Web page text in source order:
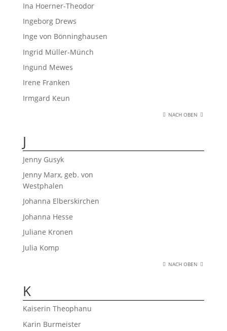
Ina Hoerner-Theodor
Ingeborg Drews
Inge von Bönninghausen
Ingrid Müller-Münch
Ingund Mewes
Irene Franken
Irmgard Keun
NACH OBEN
J
Jenny Gusyk
Jenny Marx, geb. von
Westphalen
Johanna Elberskirchen
Johanna Hesse
Juliane Kronen
Julia Komp
NACH OBEN
K
Kaiserin Theophanu
Karin Burmeister